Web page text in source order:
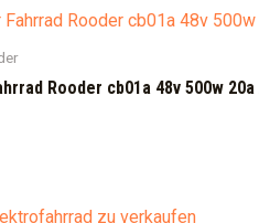
Rooder cb01a 48v 500w